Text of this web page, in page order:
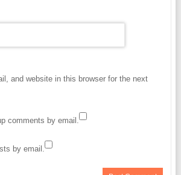
and website in this browser for the next
comments by email.
by email.